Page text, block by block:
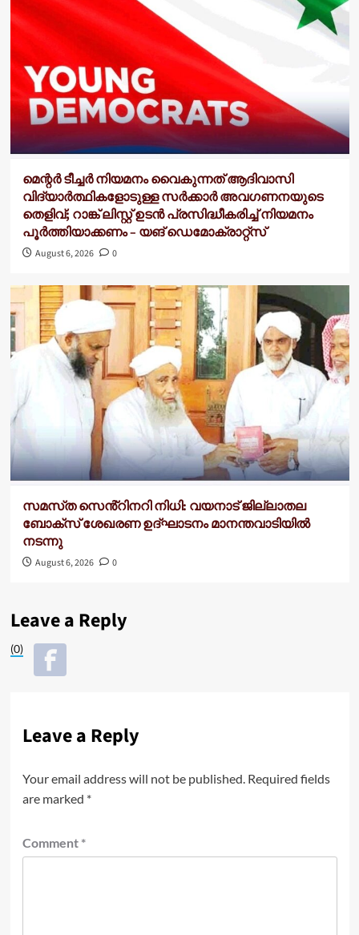
മെന്റർ ടീച്ചർ നിയമനം വൈകുന്നത് ആദിവാസി
വിദ്യാർത്ഥികളോടുള്ള സർക്കാർ അവഗണനയുടെ
തെളിവ്; റാങ്ക് ലിസ്റ്റ് ഉടൻ പ്രസിദ്ധീകരിച്ച് നിയമനം
പൂർത്തിയാക്കണം – യങ് ഡെമോക്രാറ്റ്സ്
August 6, 2026 0
സമസ്‌ത സെൻ്റിനറി നിധി: വയനാട് ജില്ലാതല
ബോക്സ് ശേഖരണ ഉദ്ഘാടനം മാനന്തവാടിയിൽ
നടന്നു
August 6, 2026 0
Leave a Reply
(0)
Leave a Reply
Your email address will not be published. Required fields
are marked *
Comment *